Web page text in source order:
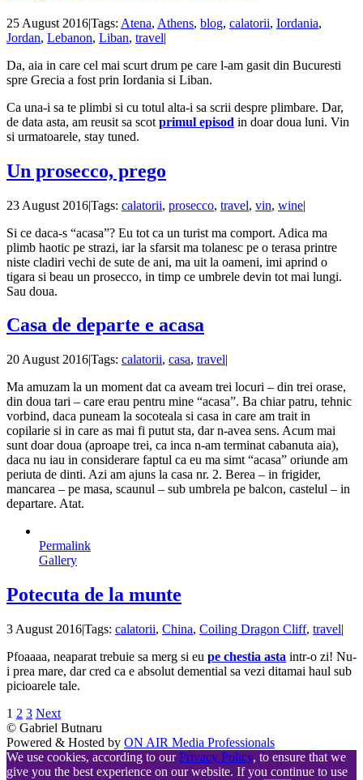
25 August 2016|Tags: Atena, Athens, blog, calatorii, Iordania,
Jordan, Lebanon, Liban, travel|
Da, aia in care cel mai scurt drum pe care l-am gasit din Bucuresti
spre Grecia a fost prin Iordania si Liban.
Ca una-i sa te plimbi si cu totul alta-i sa scrii despre plimbare. Dar,
de data asta, am reusit sa scot primul episod in doar doua luni. Vin
si urmatoarele, stay tuned.
Un prosecco, prego
23 August 2016|Tags: calatorii, prosecco, travel, vin, wine|
Si ce daca-s “acasa”? Eu tot ca un turist ma comport. Adica ma
plimb haotic pe strazi, iar la sfarsit ma tolanesc pe o terasa printre
niste cladiri vechi de sute de ani, ma uit la oameni, imi aprind o
tigara si beau un prosecco, in timp ce umbrele devin tot mai lungi.
Sau doua.
Casa de departe e acasa
20 August 2016|Tags: calatorii, casa, travel|
Ma amuzam la un moment dat ca aveam trei locuri – din trei orase,
din doua tari – care erau pentru mine “acasa”. Ba chiar patru, tehnic
vorbind, daca puneam la socoteala si casa in care am trait in
copilarie si in care as mai fi putut sta, dar n-avea sens. Acum mai
sunt doar doua (aproape trei, ca inca n-am terminat cabanuta aia),
daca nu iau in considerare faptul ca eu ma simt “acasa” oriunde am
periuta de dinti. Azi am ajuns la casa nr. 2. Berea – in frigider,
mancarea – pe masa, scaunul – sub umbrela pe balcon, castelul – in
departare. Atat.
Permalink
Gallery
Potecuta de la munte
3 August 2016|Tags: calatorii, China, Coiling Dragon Cliff, travel|
Pfoaaaa, neaparat trebuie sa merg si eu pe chestia asta intr-o zi! Nu-
i prea mare, dar cred ca e absolut demential sa vezi ditamai haul sub
picioarele tale.
1 2 3 Next
© Gabriel Butnaru
Powered & Hosted by ON AIR Media Professionals
We use cookies, according to ourPrivacy Policy, to ensure that we
give you the best experience on our website. If you continue to use